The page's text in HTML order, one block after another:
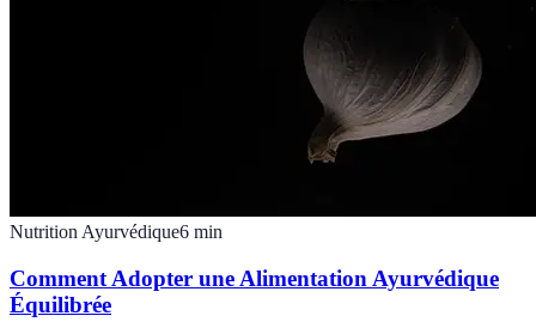
Nutrition Ayurvédique6 min
Comment Adopter une Alimentation Ayurvédique
Équilibrée